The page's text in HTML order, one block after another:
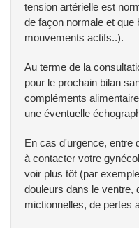
tension artérielle est
de façon normale et
mouvements actifs..).
Au terme de la
pour le prochain bilan
compléments
une éventuelle
En cas d'urgence, entre
à contacter votre
voir plus tôt (par
douleurs dans le ventre,
mictionnelles, de pertes